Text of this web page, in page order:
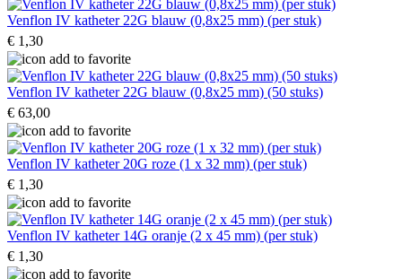
Venflon IV katheter 22G blauw (0,8x25 mm) (per stuk)
€ 1,30
Venflon IV katheter 22G blauw (0,8x25 mm) (50 stuks)
€ 63,00
Venflon IV katheter 20G roze (1 x 32 mm) (per stuk)
€ 1,30
Venflon IV katheter 14G oranje (2 x 45 mm) (per stuk)
€ 1,30